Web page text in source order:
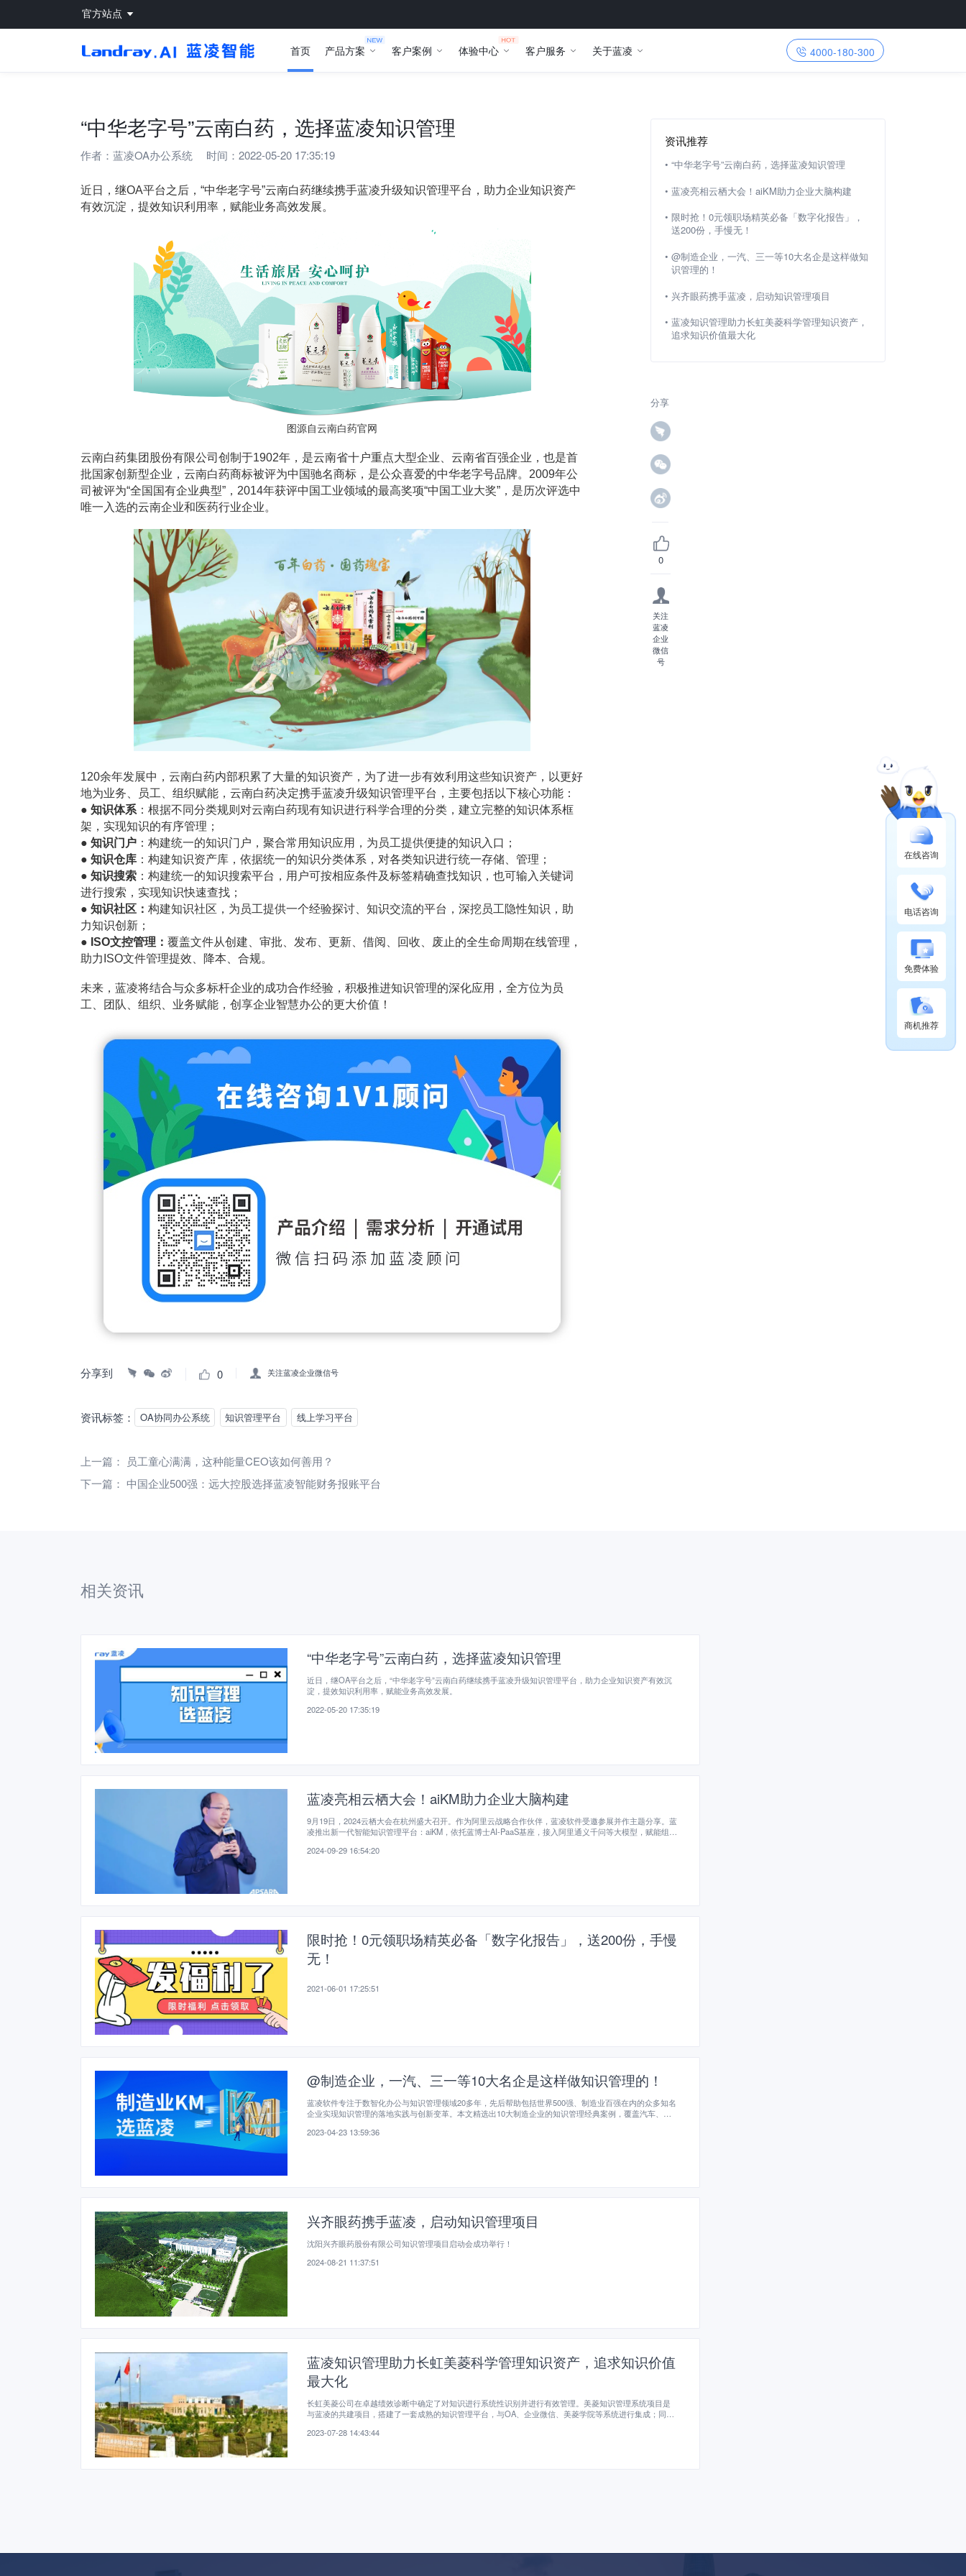
官方站点
首页 产品方案 客户案例 体验中心 客户服务 关于蓝凌 4000-180-300
“中华老字号”云南白药，选择蓝凌知识管理
作者： 蓝凌OA办公系统 时间：2022-05-20 17:35:19
资讯推荐
• “中华老字号”云南白药，选择蓝凌知识管理
• 蓝凌亮相云栖大会！aiKM助力企业大脑构建
• 限时抢！0元领职场精英必备「数字化报告」，
送200份，手慢无！
• @制造企业，一汽、三一等10大名企是这样做知
识管理的！
• 兴齐眼药携手蓝凌，启动知识管理项目
• 蓝凌知识管理助力长虹美菱科学管理知识资产，
追求知识价值最大化
分享
0
关注
蓝凌
企业
微信
号
近日，继OA平台之后，“中华老字号”云南白药继续携手蓝凌升级知识管理平台，助力企业知识资产
有效沉淀，提效知识利用率，赋能业务高效发展。
图源自云南白药官网
云南白药集团股份有限公司创制于1902年，是云南省十户重点大型企业、云南省百强企业，也是首
批国家创新型企业，云南白药商标被评为中国驰名商标，是公众喜爱的中华老字号品牌。2009年公
司被评为“全国国有企业典型”，2014年获评中国工业领域的最高奖项“中国工业大奖”，是历次评选中
唯一入选的云南企业和医药行业企业。
120余年发展中，云南白药内部积累了大量的知识资产，为了进一步有效利用这些知识资产，以更好
地为业务、员工、组织赋能，云南白药决定携手蓝凌升级知识管理平台，主要包括以下核心功能：
●知识体系：根据不同分类规则对云南白药现有知识进行科学合理的分类，建立完整的知识体系框
架，实现知识的有序管理；
●知识门户 ：构建统一的知识门户，聚合常用知识应用，为员工提供便捷的知识入口；
●知识仓库 ：构建知识资产库，依据统一的知识分类体系，对各类知识进行统一存储、管理；
●知识搜索 ：构建统一的知识搜索平台，用户可按相应条件及标签精确查找知识，也可输入关键词
进行搜索，实现知识快速查找；
●知识社区：构建知识社区，为员工提供一个经验探讨、知识交流的平台，深挖员工隐性知识，助
力知识创新；
● ISO文控管理：覆盖文件从创建、审批、发布、更新、借阅、回收、废止的全生命周期在线管理，
助力ISO文件管理提效、降本、合规。
未来，蓝凌将结合与众多标杆企业的成功合作经验，积极推进知识管理的深化应用，全方位为员
工、团队、组织、业务赋能，创享企业智慧办公的更大价值！
分享到 0 关注蓝凌企业微信号
资讯标签： OA协同办公系统 知识管理平台 线上学习平台
上一篇：
员工童心满满，这种能量CEO该如何善用？
下一篇： 中国企业500强：远大控股选择蓝凌智能财务报账平台
相关资讯
“中华老字号”云南白药，选择蓝凌知识管理
近日，继OA平台之后，“中华老字号”云南白药继续携手蓝凌升级知识管理平台，助力企业知识资产有效沉
淀，提效知识利用率，赋能业务高效发展。
2022-05-20 17:35:19
蓝凌亮相云栖大会！aiKM助力企业大脑构建
9月19日，2024云栖大会在杭州盛大召开。作为阿里云战略合作伙伴，蓝凌软件受邀参展并作主题分享。蓝
凌推出新一代智能知识管理平台：aiKM，依托蓝博士AI-PaaS基座，接入阿里通义千问等大模型，赋能组织
2024-09-29 16:54:20
限时抢！0元领职场精英必备「数字化报告」，送200份，手慢
无！
2021-06-01 17:25:51
@制造企业，一汽、三一等10大名企是这样做知识管理的！
蓝凌软件专注于数智化办公与知识管理领域20多年，先后帮助包括世界500强、制造业百强在内的众多知名
企业实现知识管理的落地实践与创新变革。本文精选出10大制造企业的知识管理经典案例，覆盖汽车、机
2023-04-23 13:59:36
兴齐眼药携手蓝凌，启动知识管理项目
沈阳兴齐眼药股份有限公司知识管理项目启动会成功举行！
2024-08-21 11:37:51
蓝凌知识管理助力长虹美菱科学管理知识资产，追求知识价值
最大化
长虹美菱公司在卓越绩效诊断中确定了对知识进行系统性识别并进行有效管理。美菱知识管理系统项目是
与蓝凌的共建项目，搭建了一套成熟的知识管理平台，与OA、企业微信、美菱学院等系统进行集成；同时
2023-07-28 14:43:44
在线咨询
电话咨询
免费体验
商机推荐